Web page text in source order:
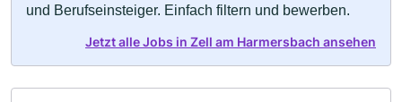
und Berufseinsteiger. Einfach filtern und bewerben.
Jetzt alle Jobs in Zell am Harmersbach ansehen